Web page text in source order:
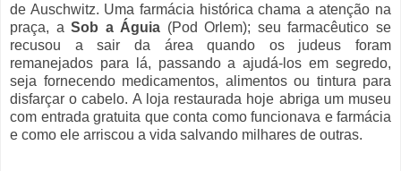
de Auschwitz. Uma farmácia histórica chama a atenção na
praça, aSob a Águia (Pod Orlem); seu farmacêutico se
recusou a sair da área quando os judeus foram
remanejados para lá, passando a ajudá-los em segredo,
seja fornecendo medicamentos, alimentos ou tintura para
disfarçar o cabelo. A loja restaurada hoje abriga um museu
com entrada gratuita que conta como funcionava e farmácia
e como ele arriscou a vida salvando milhares de outras.